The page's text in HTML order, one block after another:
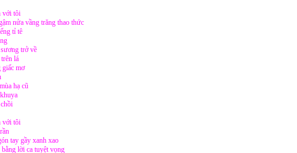
với tôi
nửa vầng trăng thao thức
tỉ tê
trở về
lá
giấc mơ
hạ cũ
với tôi
tay gầy xanh xao
lời ca tuyệt vọng